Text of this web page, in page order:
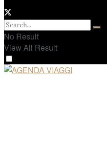
No Result
View All Result